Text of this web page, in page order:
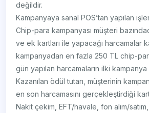
değildir.
Kampanyaya sanal POS’tan yapılan
Chip-para kampanyası müşteri
ve ek kartları ile yapacağı harcamalar
kampanyadan en fazla 250 TL chip-
gün yapılan harcamaların ilki kampanya
Kazanılan ödül tutarı, müşterinin
en son harcamasını gerçekleştirdiği
Nakit çekim, EFT/havale, fon alım/